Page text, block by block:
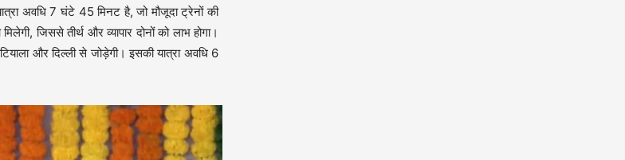
अवधि 7 घंटे 45 मिनट है, जो मौजूदा ट्रेनों की
जिससे तीर्थ और व्यापार दोनों को लाभ होगा।
और दिल्ली से जोड़ेगी। इसकी यात्रा अवधि 6